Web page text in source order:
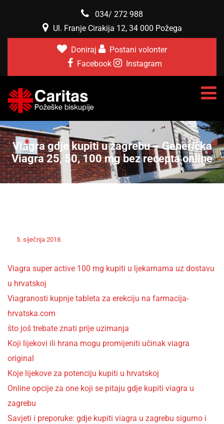
034/ 272 988
Ul. Franje Cirakija 12, 34 000 Požega
Doniraj
Postani volonter
Facebook
Instagram
Viagra gdje kupiti u zagrebu – Generička
Viagra 25, 50, 100 mg bez recepta online
5. siječnja 2018.
Viagra super active 100 mg kupiti u ljekarnama uz dostavu
u hrvatskoj
Viagranosti kupnje tableta za erekciju na farmacija-
hrvatska.com
što još trebate znati prije uzimanja
Koji lijekovi ili hrana mogu promijeniti učinak viagra
original
Koje lijekove za potenciju kupiti u hrvatskoj
Online opcije za one koji se pitaju gdje kupiti viagra u
zagrebu
Savjeti i preporuke: gdje kupiti viagra u zagrebu sigurno i